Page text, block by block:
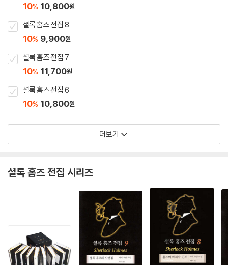
10% 10,800원
셜록 홈즈 전집 8
10% 9,900원
셜록 홈즈 전집 7
10% 11,700원
셜록 홈즈 전집 6
10% 10,800원
더보기
셜록 홈즈 전집 시리즈